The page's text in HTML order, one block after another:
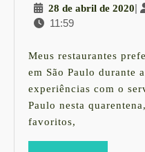
28 de abril de 202028
de
|
11:59
Meus restaurantes
em São Paulo durante
experiências com o
Paulo nesta
favoritos,